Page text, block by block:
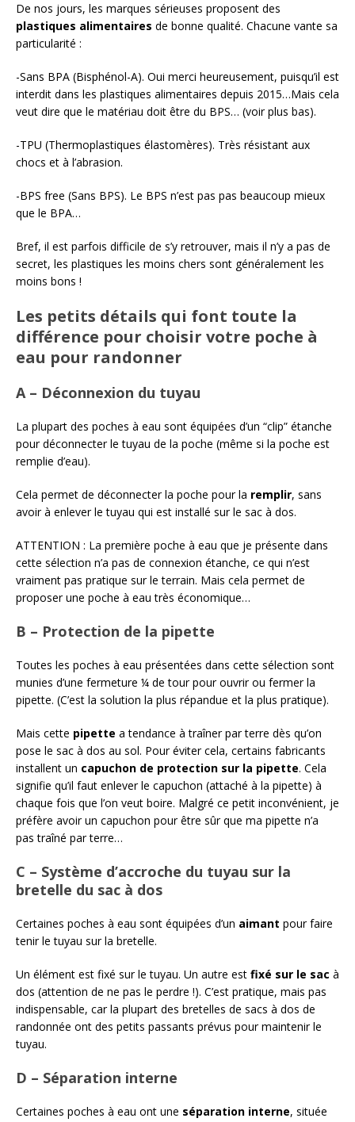
De nos jours, les marques sérieuses proposent des
plastiques alimentaires de bonne qualité. Chacune vante sa
particularité :
-Sans BPA (Bisphénol-A). Oui merci heureusement, puisqu’il est
interdit dans les plastiques alimentaires depuis 2015…Mais cela
veut dire que le matériau doit être du BPS… (voir plus bas).
-TPU (Thermoplastiques élastomères). Très résistant aux
chocs et à l’abrasion.
-BPS free (Sans BPS). Le BPS n’est pas pas beaucoup mieux
que le BPA…
Bref, il est parfois difficile de s’y retrouver, mais il n’y a pas de
secret, les plastiques les moins chers sont généralement les
moins bons !
Les petits détails qui font toute la
différence pour choisir votre poche à
eau pour randonner
A – Déconnexion du tuyau
La plupart des poches à eau sont équipées d’un “clip” étanche
pour déconnecter le tuyau de la poche (même si la poche est
remplie d’eau).
Cela permet de déconnecter la poche pour la remplir, sans
avoir à enlever le tuyau qui est installé sur le sac à dos.
ATTENTION : La première poche à eau que je présente dans
cette sélection n’a pas de connexion étanche, ce qui n’est
vraiment pas pratique sur le terrain. Mais cela permet de
proposer une poche à eau très économique…
B – Protection de la pipette
Toutes les poches à eau présentées dans cette sélection sont
munies d’une fermeture ¼ de tour pour ouvrir ou fermer la
pipette. (C’est la solution la plus répandue et la plus pratique).
Mais cette pipette a tendance à traîner par terre dès qu’on
pose le sac à dos au sol. Pour éviter cela, certains fabricants
installent un capuchon de protection sur la pipette. Cela
signifie qu’il faut enlever le capuchon (attaché à la pipette) à
chaque fois que l’on veut boire. Malgré ce petit inconvénient, je
préfère avoir un capuchon pour être sûr que ma pipette n’a
pas traîné par terre…
C – Système d’accroche du tuyau sur la
bretelle du sac à dos
Certaines poches à eau sont équipées d’un aimant pour faire
tenir le tuyau sur la bretelle.
Un élément est fixé sur le tuyau. Un autre est fixé sur le sac à
dos (attention de ne pas le perdre !). C’est pratique, mais pas
indispensable, car la plupart des bretelles de sacs à dos de
randonnée ont des petits passants prévus pour maintenir le
tuyau.
D – Séparation interne
Certaines poches à eau ont une séparation interne, située